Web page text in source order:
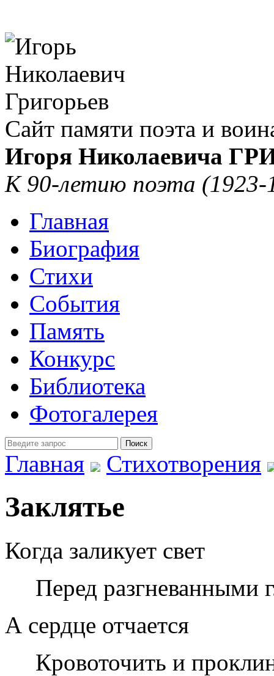
Сайт памяти поэта и
Игоря Николаевича
К 90-летию поэта (1923-
Главная
Биография
Стихи
События
Память
Конкурс
Библиотека
Фотогалерея
Главная
Стихотворения
Заклятье
Когда заликует свет
Перед разгневанными
А сердце отчается
Кровоточить и